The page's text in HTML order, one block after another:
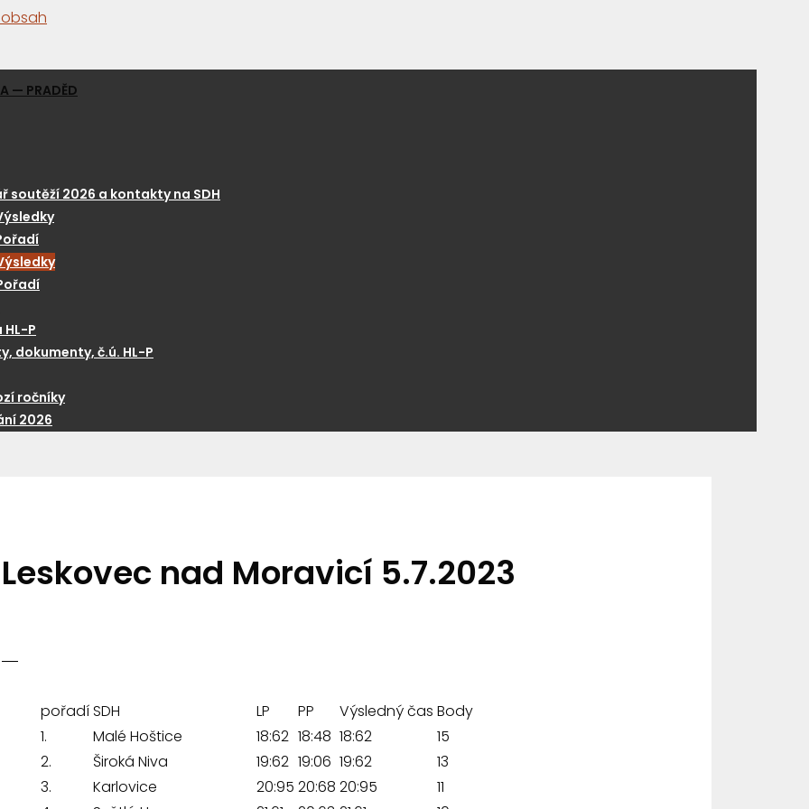
— PRADĚD
soutěží 2026 a kontakty na SDH
P
dokumenty, č.ú. HL-P
ročníky
2026
Leskovec nad Moravicí 5.7.2023
pořadíSDH LP PP Výsledný čas Body
1.
Malé Hoštice 18:62 18:48 18:62
15
2.
Široká Niva 19:62 19:06 19:62
13
3.
Karlovice 20:95 20:68 20:95
11